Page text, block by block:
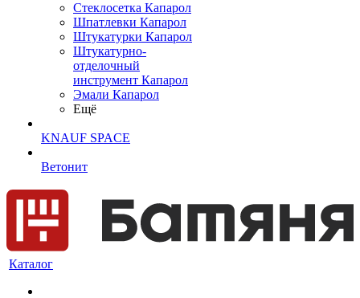
Cтеклосетка Капарол
Шпатлевки Капарол
Штукатурки Капарол
Штукатурно-
отделочный
инструмент Капарол
Эмали Капарол
Ещё
KNAUF SPACE
Ветонит
Каталог